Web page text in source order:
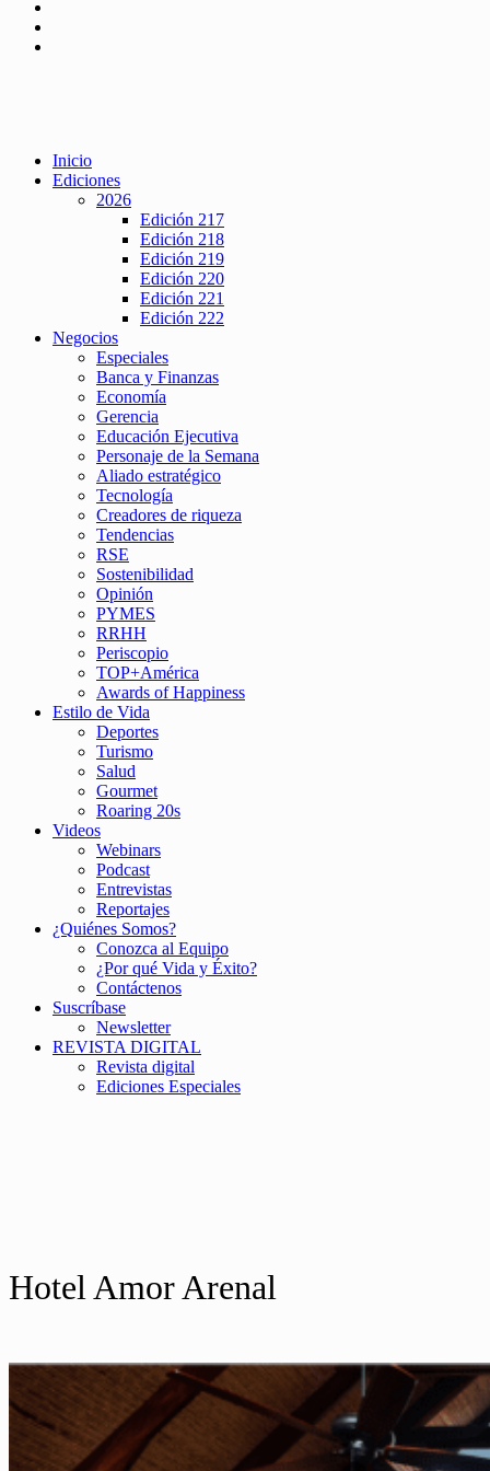
Inicio
Ediciones
2026
Edición 217
Edición 218
Edición 219
Edición 220
Edición 221
Edición 222
Negocios
Especiales
Banca y Finanzas
Economía
Gerencia
Educación Ejecutiva
Personaje de la Semana
Aliado estratégico
Tecnología
Creadores de riqueza
Tendencias
RSE
Sostenibilidad
Opinión
PYMES
RRHH
Periscopio
TOP+América
Awards of Happiness
Estilo de Vida
Deportes
Turismo
Salud
Gourmet
Roaring 20s
Videos
Webinars
Podcast
Entrevistas
Reportajes
¿Quiénes Somos?
Conozca al Equipo
¿Por qué Vida y Éxito?
Contáctenos
Suscríbase
Newsletter
REVISTA DIGITAL
Revista digital
Ediciones Especiales
Hotel Amor Arenal